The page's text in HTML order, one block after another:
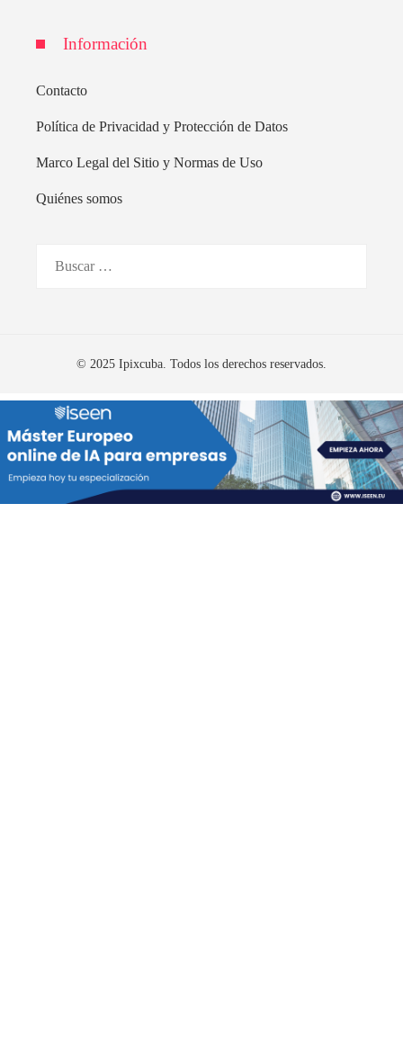
Información
Contacto
Política de Privacidad y Protección de Datos
Marco Legal del Sitio y Normas de Uso
Quiénes somos
© 2025 Ipixcuba. Todos los derechos reservados.